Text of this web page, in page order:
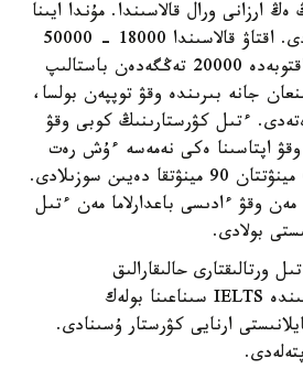
ارزانى ورال قالاسىندا. مۇندا ايىنا
8000 تەڭگەدەن باستالادى. اقتاۋ قالاسىندا 18000 - 50000
تەڭگە ارالىعىندا بولسا، اقتوبەدە 20000 تەڭگەدەن باستالىپ
جانە بىرىندە وقۋ توپپەن بولسا،
ءتىل كۋرستارىنىڭ كوبى وقۋ
اپتاسىنا ەكى نەمەسە ءۇش رەت
وتەدى جانە ۇزاقتىعى 60 مينۋتتان 90 مينۋتقا دەيىن سوزىلادى.
مەن وقۋ ءادىسى باعدارلاما مەن ءتىل
بولادى.
ورتالىقتارى حالىقارالىق
ەمتيحاندارعا، سونىڭ ىشىندە IELTS سىناعىنا بولەك
ارنايى كۋرستار ۇسىنادى.